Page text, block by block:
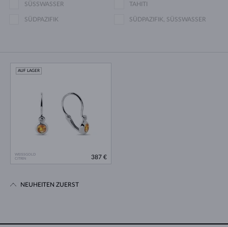
SÜSSWASSER TAHITI
SÜDPAZIFIK SÜDPAZIFIK, SÜSSWASSER
WEISSGOLD
CITRIN
AUF LAGER
387 €
NEUHEITEN ZUERST